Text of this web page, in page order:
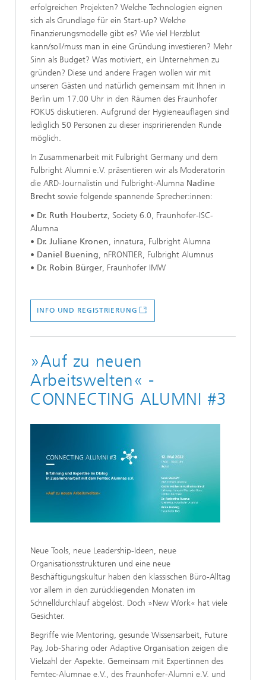
erfolgreichen Projekten? Welche Technologien eignen
sich als Grundlage für ein Start-up? Welche
Finanzierungsmodelle gibt es? Wie viel Herzblut
kann/soll/muss man in eine Gründung investieren? Mehr
Sinn als Budget? Was motiviert, ein Unternehmen zu
gründen? Diese und andere Fragen wollen wir mit
unseren Gästen und natürlich gemeinsam mit Ihnen in
Berlin um 17.00 Uhr in den Räumen des Fraunhofer
FOKUS diskutieren. Aufgrund der Hygieneauflagen sind
lediglich 50 Personen zu dieser inspririerenden Runde
möglich.
In Zusammenarbeit mit Fulbright Germany und dem
Fulbright Alumni e.V. präsentieren wir als Moderatorin
die ARD-Journalistin und Fulbright-Alumna Nadine
Brecht sowie folgende spannende Sprecher:innen:
• Dr. Ruth Houbertz, Society 6.0, Fraunhofer-ISC-
Alumna
• Dr. Juliane Kronen, innatura, Fulbright Alumna
• Daniel Buening, nFRONTIER, Fulbright Alumnus
• Dr. Robin Bürger, Fraunhofer IMW
INFO UND REGISTRIERUNG
»Auf zu neuen
Arbeitswelten« -
CONNECTING ALUMNI #3
Neue Tools, neue Leadership-Ideen, neue
Organisationsstrukturen und eine neue
Beschäftigungskultur haben den klassischen Büro-Alltag
vor allem in den zurückliegenden Monaten im
Schnelldurchlauf abgelöst. Doch »New Work« hat viele
Gesichter.
Begriffe wie Mentoring, gesunde Wissensarbeit, Future
Pay, Job-Sharing oder Adaptive Organisation zeigen die
Vielzahl der Aspekte. Gemeinsam mit Expertinnen des
Femtec-Alumnae e.V., des Fraunhofer-Alumni e.V. und